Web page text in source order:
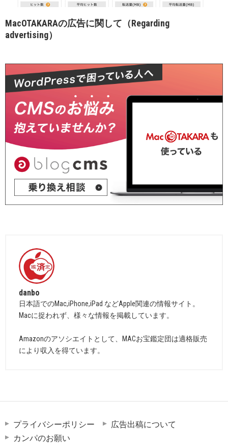
MacOTAKARAの広告に関して（Regarding
advertising）
danbo
日本語でのMac,iPhone,iPad などApple関連の情報サイト。
Macに捉われず、様々な情報を掲載しています。
Amazonのアソシエイトとして、MACお宝鑑定団は適格販売
により収入を得ています。
プライバシーポリシー
広告出稿について
カンパのお願い